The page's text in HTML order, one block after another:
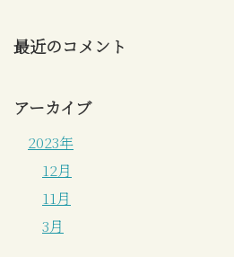
最近のコメント
アーカイブ
2023年
12月
11月
3月